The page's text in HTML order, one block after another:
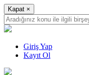
Kapat ×
Giriş Yap
Kayıt Ol